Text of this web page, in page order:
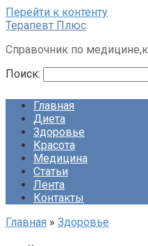
Перейти к контенту
Терапевт Плюс
Справочник по
Поиск:
Главная
Диета
Здоровье
Красота
Медицина
Статьи
Лента
Контакты
Главная » Здоровье